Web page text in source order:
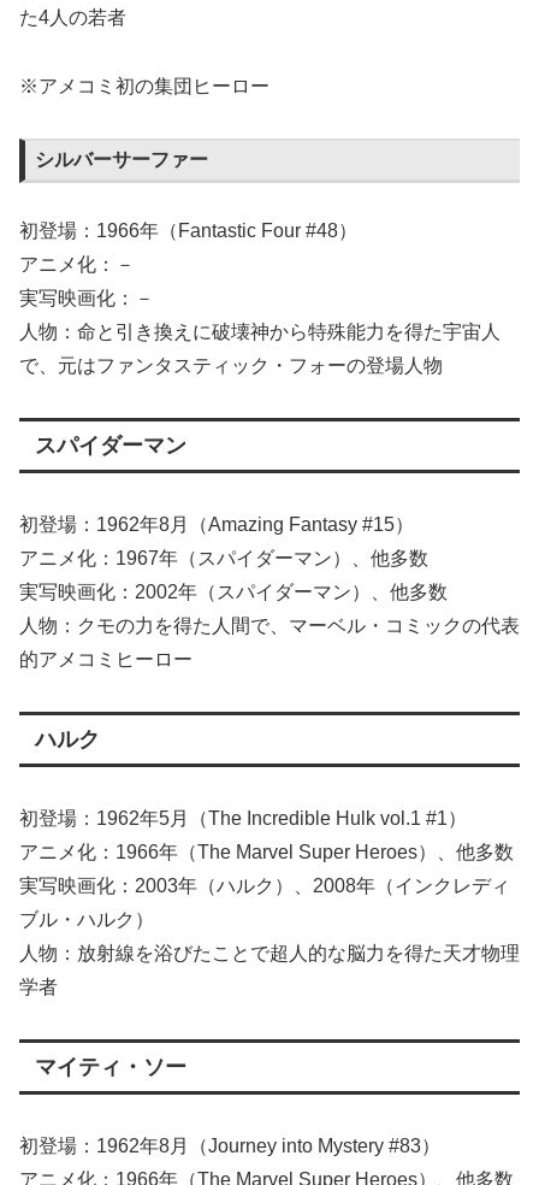
た4人の若者
※アメコミ初の集団ヒーロー
シルバーサーファー
初登場：1966年（Fantastic Four #48）
アニメ化：－
実写映画化：－
人物：命と引き換えに破壊神から特殊能力を得た宇宙人
で、元はファンタスティック・フォーの登場人物
スパイダーマン
初登場：1962年8月（Amazing Fantasy #15）
アニメ化：1967年（スパイダーマン）、他多数
実写映画化：2002年（スパイダーマン）、他多数
人物：クモの力を得た人間で、マーベル・コミックの代表
的アメコミヒーロー
ハルク
初登場：1962年5月（The Incredible Hulk vol.1 #1）
アニメ化：1966年（The Marvel Super Heroes）、他多数
実写映画化：2003年（ハルク）、2008年（インクレディ
ブル・ハルク）
人物：放射線を浴びたことで超人的な脳力を得た天才物理
学者
マイティ・ソー
初登場：1962年8月（Journey into Mystery #83）
アニメ化：1966年（The Marvel Super Heroes）、他多数